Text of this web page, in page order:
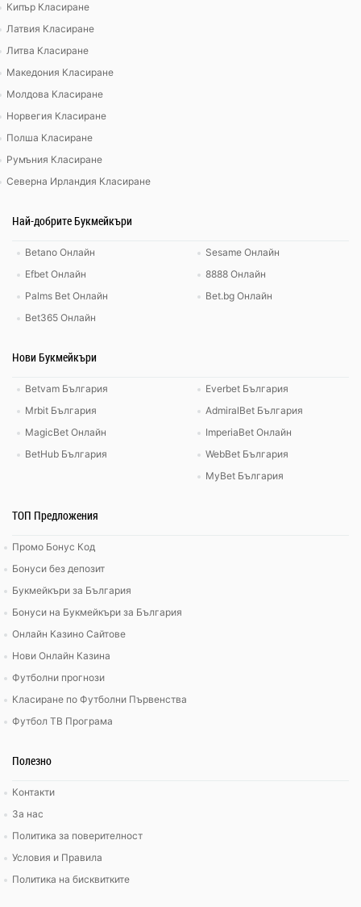
Кипър Класиране
Латвия Класиране
Литва Класиране
Македония Класиране
Молдова Класиране
Норвегия Класиране
Полша Класиране
Румъния Класиране
Северна Ирландия Класиране
Най-добрите Букмейкъри
Betano Онлайн
Efbet Онлайн
Palms Bet Онлайн
Bet365 Онлайн
Sesame Онлайн
8888 Онлайн
Bet.bg Онлайн
Нови Букмейкъри
Betvam България
Mrbit България
MagicBet Онлайн
BetHub България
Everbet България
AdmiralBet България
ImperiaBet Онлайн
WebBet България
MyBet България
ТОП Предложения
Промо Бонус Код
Бонуси без депозит
Букмейкъри за България
Бонуси на Букмейкъри за България
Онлайн Казино Сайтове
Нови Онлайн Казина
Футболни прогнози
Класиране по Футболни Първенства
Футбол ТВ Програма
Полезно
Контакти
За нас
Политика за поверителност
Условия и Правила
Политика на бисквитките